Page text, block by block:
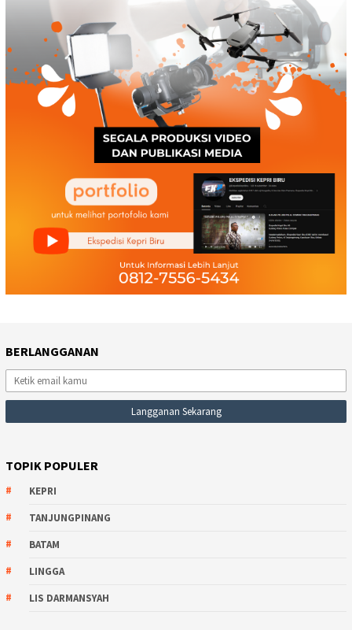
BERLANGGANAN
TOPIK POPULER
KEPRI
TANJUNGPINANG
BATAM
LINGGA
LIS DARMANSYAH